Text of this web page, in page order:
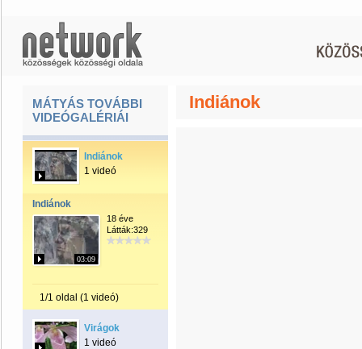
MÁTYÁS TOVÁBBI
VIDEÓGALÉRIÁI
Indiánok
1 videó
Indiánok
03:09
18 éve
Látták:329
1/1 oldal (1 videó)
Virágok
1 videó
Indiánok